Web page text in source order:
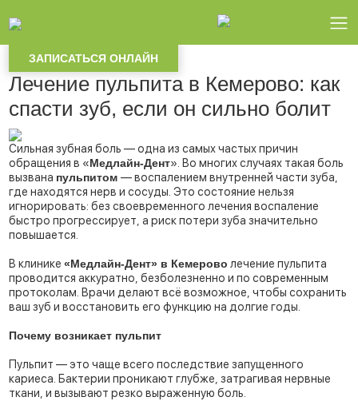
Главная
Лечение пульпита в Кемерово: как спасти зуб, если он сильно болит
ЗАПИСАТЬСЯ ОНЛАЙН
Лечение пульпита в Кемерово: как
спасти зуб, если он сильно болит
Сильная зубная боль — одна из самых частых причин
обращения в «Медлайн-Дент». Во многих случаях такая боль
вызвана пульпитом — воспалением внутренней части зуба,
где находятся нерв и сосуды. Это состояние нельзя
игнорировать: без своевременного лечения воспаление
быстро прогрессирует, а риск потери зуба значительно
повышается.
В клинике «Медлайн-Дент» в Кемерово лечение пульпита
проводится аккуратно, безболезненно и по современным
протоколам. Врачи делают всё возможное, чтобы сохранить
ваш зуб и восстановить его функцию на долгие годы.
Почему возникает пульпит
Пульпит — это чаще всего последствие запущенного
кариеса. Бактерии проникают глубже, затрагивая нервные
ткани, и вызывают резко выраженную боль.